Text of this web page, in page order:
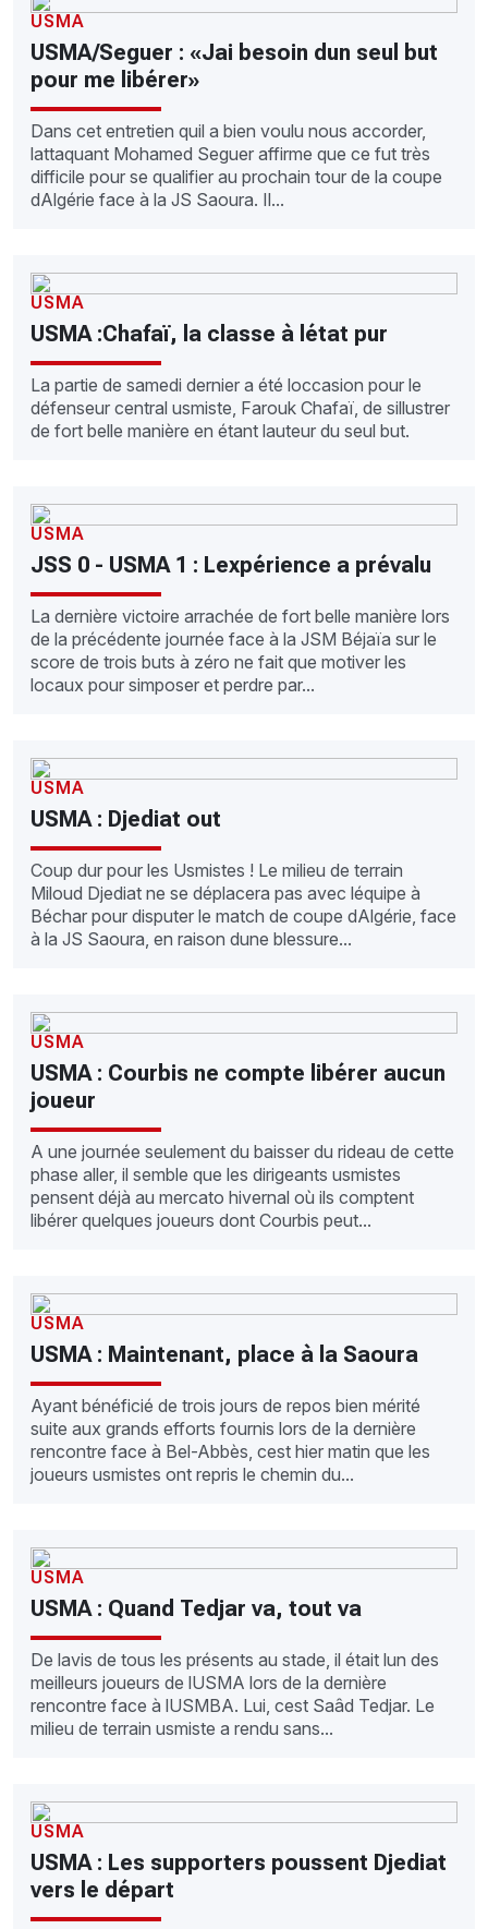
USMA
USMA/Seguer : «Jai besoin dun seul but
pour me libérer»
Dans cet entretien quil a bien voulu nous accorder,
lattaquant Mohamed Seguer affirme que ce fut très
difficile pour se qualifier au prochain tour de la coupe
dAlgérie face à la JS Saoura. Il...
USMA
USMA :Chafaï, la classe à létat pur
La partie de samedi dernier a été loccasion pour le
défenseur central usmiste, Farouk Chafaï, de sillustrer
de fort belle manière en étant lauteur du seul but.
USMA
JSS 0 - USMA 1 : Lexpérience a prévalu
La dernière victoire arrachée de fort belle manière lors
de la précédente journée face à la JSM Béjaïa sur le
score de trois buts à zéro ne fait que motiver les
locaux pour simposer et perdre par...
USMA
USMA : Djediat out
Coup dur pour les Usmistes ! Le milieu de terrain
Miloud Djediat ne se déplacera pas avec léquipe à
Béchar pour disputer le match de coupe dAlgérie, face
à la JS Saoura, en raison dune blessure...
USMA
USMA : Courbis ne compte libérer aucun
joueur
A une journée seulement du baisser du rideau de cette
phase aller, il semble que les dirigeants usmistes
pensent déjà au mercato hivernal où ils comptent
libérer quelques joueurs dont Courbis peut...
USMA
USMA : Maintenant, place à la Saoura
Ayant bénéficié de trois jours de repos bien mérité
suite aux grands efforts fournis lors de la dernière
rencontre face à Bel-Abbès, cest hier matin que les
joueurs usmistes ont repris le chemin du...
USMA
USMA : Quand Tedjar va, tout va
De lavis de tous les présents au stade, il était lun des
meilleurs joueurs de lUSMA lors de la dernière
rencontre face à lUSMBA. Lui, cest Saâd Tedjar. Le
milieu de terrain usmiste a rendu sans...
USMA
USMA : Les supporters poussent Djediat
vers le départ